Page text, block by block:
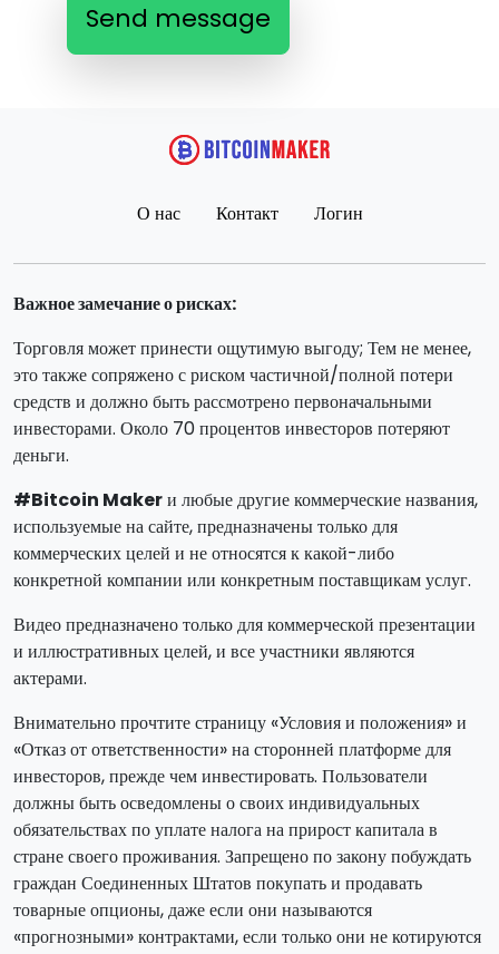
Send message
О нас Контакт Логин
Важное замечание о рисках:
Торговля может принести ощутимую выгоду; Тем не менее,
это также сопряжено с риском частичной/полной потери
средств и должно быть рассмотрено первоначальными
инвесторами. Около 70 процентов инвесторов потеряют
деньги.
#Bitcoin Makerи любые другие коммерческие названия,
используемые на сайте, предназначены только для
коммерческих целей и не относятся к какой-либо
конкретной компании или конкретным поставщикам услуг.
Видео предназначено только для коммерческой презентации
и иллюстративных целей, и все участники являются
актерами.
Внимательно прочтите страницу «Условия и положения» и
«Отказ от ответственности» на сторонней платформе для
инвесторов, прежде чем инвестировать. Пользователи
должны быть осведомлены о своих индивидуальных
обязательствах по уплате налога на прирост капитала в
стране своего проживания. Запрещено по закону побуждать
граждан Соединенных Штатов покупать и продавать
товарные опционы, даже если они называются
«прогнозными» контрактами, если только они не котируются